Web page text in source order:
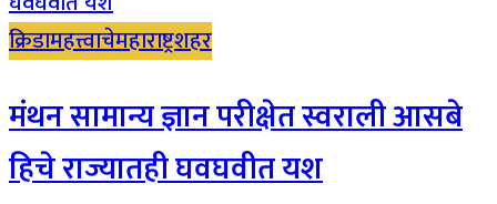
क्रिडामहत्त्वाचेमहाराष्ट्रशहर
मंथन सामान्य ज्ञान परीक्षेत स्वराली आसबे
हिचे राज्यातही घवघवीत यश